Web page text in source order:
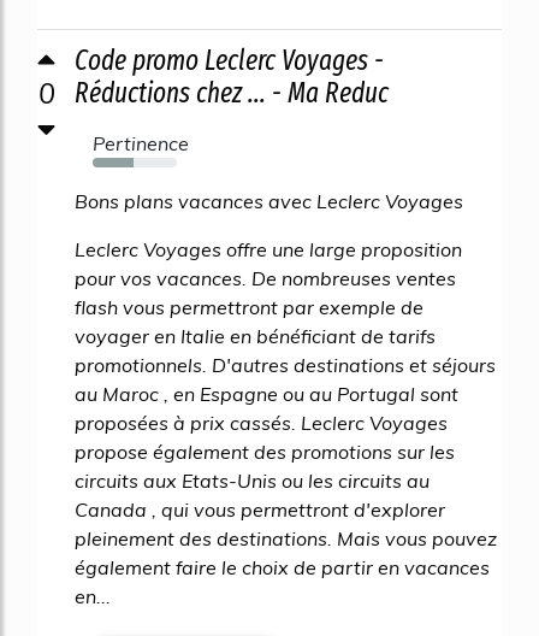
0
Code promo Leclerc Voyages -
Réductions chez ... - Ma Reduc
Pertinence
48%
Bons plans vacances avec Leclerc Voyages
Leclerc Voyages offre une large proposition
pour vos vacances. De nombreuses ventes
flash vous permettront par exemple de
voyager en Italie en bénéficiant de tarifs
promotionnels. D'autres destinations et séjours
au Maroc , en Espagne ou au Portugal sont
proposées à prix cassés. Leclerc Voyages
propose également des promotions sur les
circuits aux Etats-Unis ou les circuits au
Canada , qui vous permettront d'explorer
pleinement des destinations. Mais vous pouvez
également faire le choix de partir en vacances
en...